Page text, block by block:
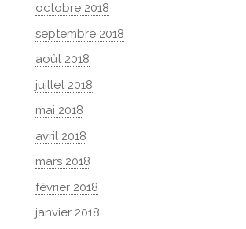
octobre 2018
septembre 2018
août 2018
juillet 2018
mai 2018
avril 2018
mars 2018
février 2018
janvier 2018